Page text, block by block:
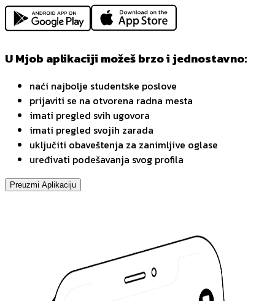
U Mjob aplikaciji možeš brzo i jednostavno:
naći najbolje studentske poslove
prijaviti se na otvorena radna mesta
imati pregled svih ugovora
imati pregled svojih zarada
uključiti obaveštenja za zanimljive oglase
uređivati podešavanja svog profila
Preuzmi Aplikaciju